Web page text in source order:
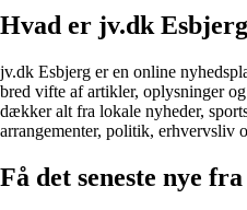
Hvad er jv.dk
jv.dk Esbjerg er en online
bred vifte af artikler, oplysninger
dækker alt fra lokale nyheder,
arrangementer, politik, erhvervsliv
Få det seneste nye